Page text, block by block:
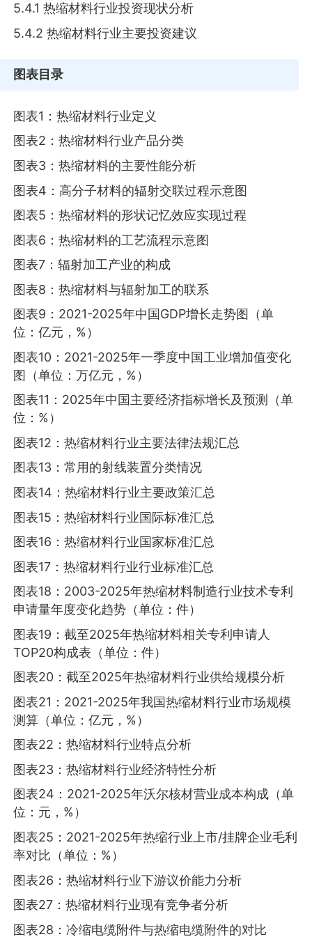
5.4.1 热缩材料行业投资现状分析
5.4.2 热缩材料行业主要投资建议
图表目录
图表1：热缩材料行业定义
图表2：热缩材料行业产品分类
图表3：热缩材料的主要性能分析
图表4：高分子材料的辐射交联过程示意图
图表5：热缩材料的形状记忆效应实现过程
图表6：热缩材料的工艺流程示意图
图表7：辐射加工产业的构成
图表8：热缩材料与辐射加工的联系
图表9：2021-2025年中国GDP增长走势图（单
位：亿元，%）
图表10：2021-2025年一季度中国工业增加值变化
图（单位：万亿元，%）
图表11：2025年中国主要经济指标增长及预测（单
位：%）
图表12：热缩材料行业主要法律法规汇总
图表13：常用的射线装置分类情况
图表14：热缩材料行业主要政策汇总
图表15：热缩材料行业国际标准汇总
图表16：热缩材料行业国家标准汇总
图表17：热缩材料行业行业标准汇总
图表18：2003-2025年热缩材料制造行业技术专利
申请量年度变化趋势（单位：件）
图表19：截至2025年热缩材料相关专利申请人
TOP20构成表（单位：件）
图表20：截至2025年热缩材料行业供给规模分析
图表21：2021-2025年我国热缩材料行业市场规模
测算（单位：亿元，%）
图表22：热缩材料行业特点分析
图表23：热缩材料行业经济特性分析
图表24：2021-2025年沃尔核材营业成本构成（单
位：元，%）
图表25：2021-2025年热缩行业上市/挂牌企业毛利
率对比（单位：%）
图表26：热缩材料行业下游议价能力分析
图表27：热缩材料行业现有竞争者分析
图表28：冷缩电缆附件与热缩电缆附件的对比